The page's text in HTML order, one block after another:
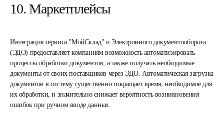
10. Маркетплейсы
Интеграция сервиса "МойСклад" и Электронного документооборота
(ЭДО) предоставляет компаниям возможность автоматизировать
процессы обработки документов, а также получать необходимые
документы от своих поставщиков через ЭДО. Автоматическая загрузка
документов в систему существенно сокращает время, необходимое для
их обработки, и значительно снижает вероятность возникновения
ошибок при ручном вводе данных.